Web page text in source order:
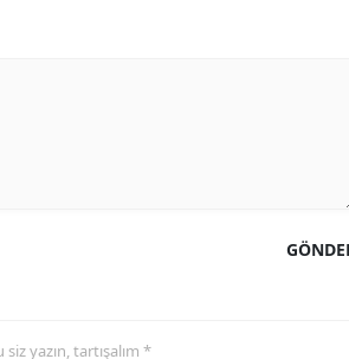
yazın, tartışalım *